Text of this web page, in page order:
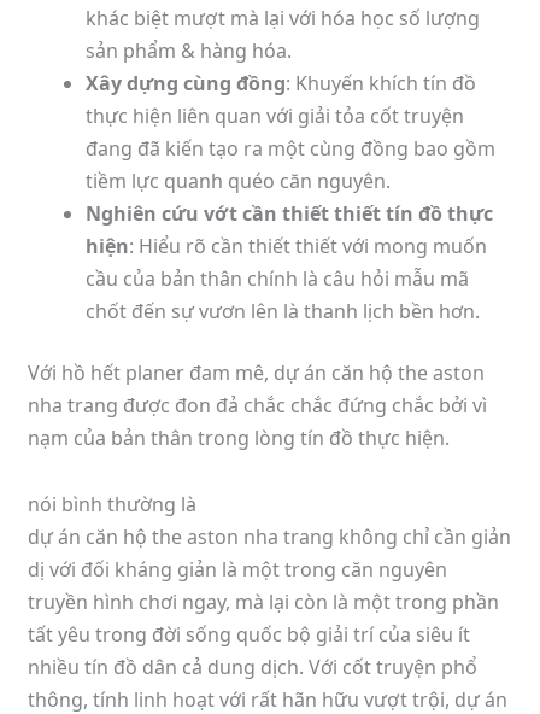
khác biệt mượt mà lại với hóa học số lượng
sản phẩm & hàng hóa.
Xây dựng cùng đồng: Khuyến khích tín đồ
thực hiện liên quan với giải tỏa cốt truyện
đang đã kiến tạo ra một cùng đồng bao gồm
tiềm lực quanh quéo căn nguyên.
Nghiên cứu vớt cần thiết thiết tín đồ thực
hiện: Hiểu rõ cần thiết thiết với mong muốn
cầu của bản thân chính là câu hỏi mẫu mã
chốt đến sự vươn lên là thanh lịch bền hơn.
Với hồ hết planer đam mê, dự án căn hộ the aston
nha trang được đon đả chắc chắc đứng chắc bởi vì
nạm của bản thân trong lòng tín đồ thực hiện.
nói bình thường là
dự án căn hộ the aston nha trang không chỉ cần giản
dị với đối kháng giản là một trong căn nguyên
truyền hình chơi ngay, mà lại còn là một trong phần
tất yêu trong đời sống quốc bộ giải trí của siêu ít
nhiều tín đồ dân cả dung dịch. Với cốt truyện phổ
thông, tính linh hoạt với rất hãn hữu vượt trội, dự án